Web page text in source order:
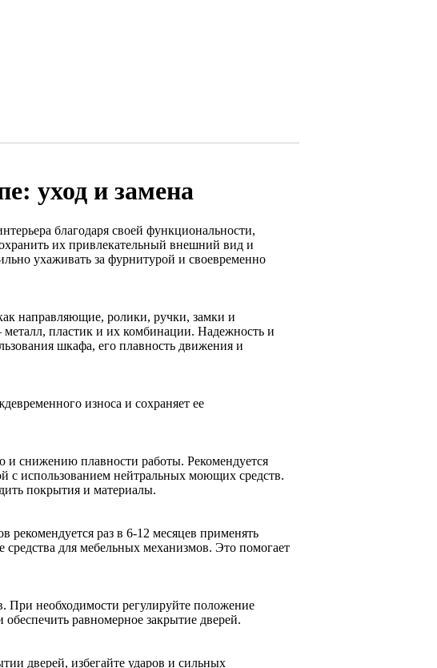
уход и замена
благодаря своей функциональности,
их привлекательный внешний вид и
ухаживать за фурнитурой и своевременно
направляющие, ролики, ручки, замки и
пластик и их комбинации. Надежность и
шкафа, его плавность движения и
износа и сохраняет ее
и снижению плавности работы. Рекомендуется
с использованием нейтральных моющих средств.
покрытия и материалы.
рекомендуется раз в 6-12 месяцев применять
для мебельных механизмов. Это помогает
При необходимости регулируйте положение
равномерное закрытие дверей.
дверей, избегайте ударов и сильных